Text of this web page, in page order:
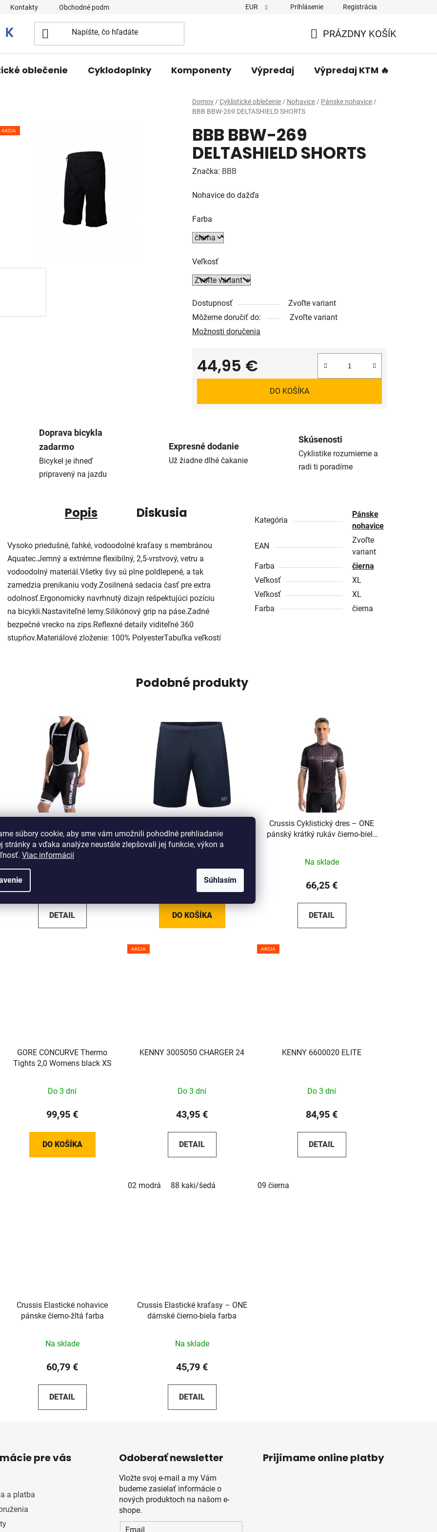
súbory cookie, aby sme vám umožnili pohodlné prehliadanie
stránky a vďaka analýze neustále zlepšovali jej funkcie, výkon a
Viac informácií
Súhlasím
Kontakty Obchodné podmienky EUR Prihlásenie Registrácia
KOŠÍK
PRÁZDNY KOŠÍK
oblečenie Cyklodoplnky Komponenty Výpredaj Výpredaj KTM 🔥
Domov / Cyklistické oblečenie / Nohavice / Pánske nohavice /
BBB BBW-269 DELTASHIELD SHORTS
BBB BBW-269
DELTASHIELD SHORTS
Značka: BBB
Nohavice do dažďa
Farba
Veľkosť
Dostupnosť
Zvoľte variant
Môžeme doručiť do:
Zvoľte variant
Možnosti doručenia
44,95 €
Jednotková cena:
DO KOŠÍKA
AKCIA
Doprava bicykla
zadarmo
Bicykel je ihneď
pripravený na jazdu
Expresné dodanie
Už žiadne dlhé čakanie
Skúsenosti
Cyklistike rozumieme a
radi ti poradíme
Popis Diskusia
Vysoko priedušné, ľahké, vodoodolné kraťasy s membránou
Aquatec.Jemný a extrémne flexibilný, 2,5-vrstvový, vetru a
vodoodolný materiál.Všetky švy sú plne poldlepené, a tak
zamedzia prenikaniu vody.Zosilnená sedacia časť pre extra
odolnosť.Ergonomicky navrhnutý dizajn rešpektujúci pozíciu
na bicykli.Nastaviteľné lemy.Silikónový grip na páse.Zadné
bezpečné vrecko na zips.Reflexné detaily viditeľné 360
stupňov.Materiálové zloženie: 100% PolyesterTabuľka veľkostí
Kategória
Pánske
nohavice
EAN
Zvoľte
variant
Farba
čierna
Veľkosť
XL
Veľkosť
XL
Farba
čierna
Podobné produkty
trakmi – ONE pánske čierno-
biela farba
Na sklade
DETAIL
XXXL
67,95 €
DO KOŠÍKA
Crussis Cyklistický dres – ONE
pánský krátký rukáv čierno-biela
Na sklade
66,25 €
DETAIL
GORE CONCURVE Thermo
Tights 2,0 Womens black XS
Do 3 dní
99,95 €
DO KOŠÍKA
AKCIA
KENNY 3005050 CHARGER 24
Do 3 dní
43,95 €
DETAIL
02 modrá 88 kaki/šedá
AKCIA
KENNY 6600020 ELITE
Do 3 dní
84,95 €
DETAIL
09 čierna
Crussis Elastické nohavice
pánske čierno-žltá farba
Na sklade
60,79 €
DETAIL
Crussis Elastické kraťasy – ONE
dámské čierno-biela farba
Na sklade
45,79 €
DETAIL
pre vás
a platba
Odoberať newsletter
Vložte svoj e-mail a my Vám
budeme zasielať informácie o
nových produktoch na našom e-
shope.
Email
Prijímame online platby